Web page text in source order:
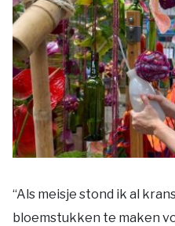
Nieuws
Voor de ondernemers
“Als meisje stond ik al
bloemstukken te maken